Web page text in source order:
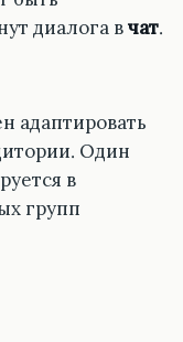
диалога вчат.
адаптировать
Один
в
групп